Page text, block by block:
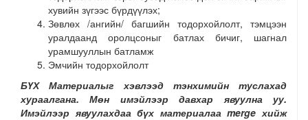
хувийн зүгээс бүрдүүлэх;
Зөвлөх /ангийн/ багшийн тодорхойлолт, тэмцээн
уралдаанд оролцсоныг батлах бичиг, шагнал
урамшууллын батламж
Эмчийн тодорхойлолт
БҮХ Материалыг хэвлээд тэнхимийн туслахад
хураалгана. Мөн имэйлээр давхар явуулна уу.
Имэйлээр явуулахдаа бүх материалааmerge хийж